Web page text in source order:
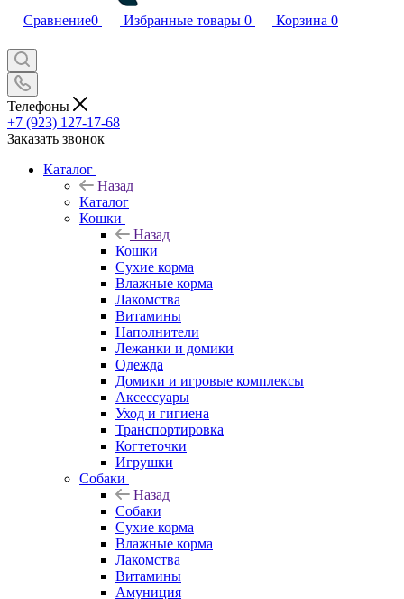
Сравнение0 Избранные товары 0 Корзина 0
Телефоны
+7 (923) 127-17-68
Заказать звонок
Каталог
Назад
Каталог
Кошки
Назад
Кошки
Сухие корма
Влажные корма
Лакомства
Витамины
Наполнители
Лежанки и домики
Одежда
Домики и игровые комплексы
Аксессуары
Уход и гигиена
Транспортировка
Когтеточки
Игрушки
Собаки
Назад
Собаки
Сухие корма
Влажные корма
Лакомства
Витамины
Амуниция